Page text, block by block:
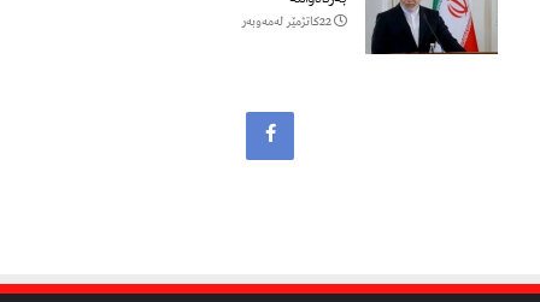
22كاتژمێر لەمەوبەر